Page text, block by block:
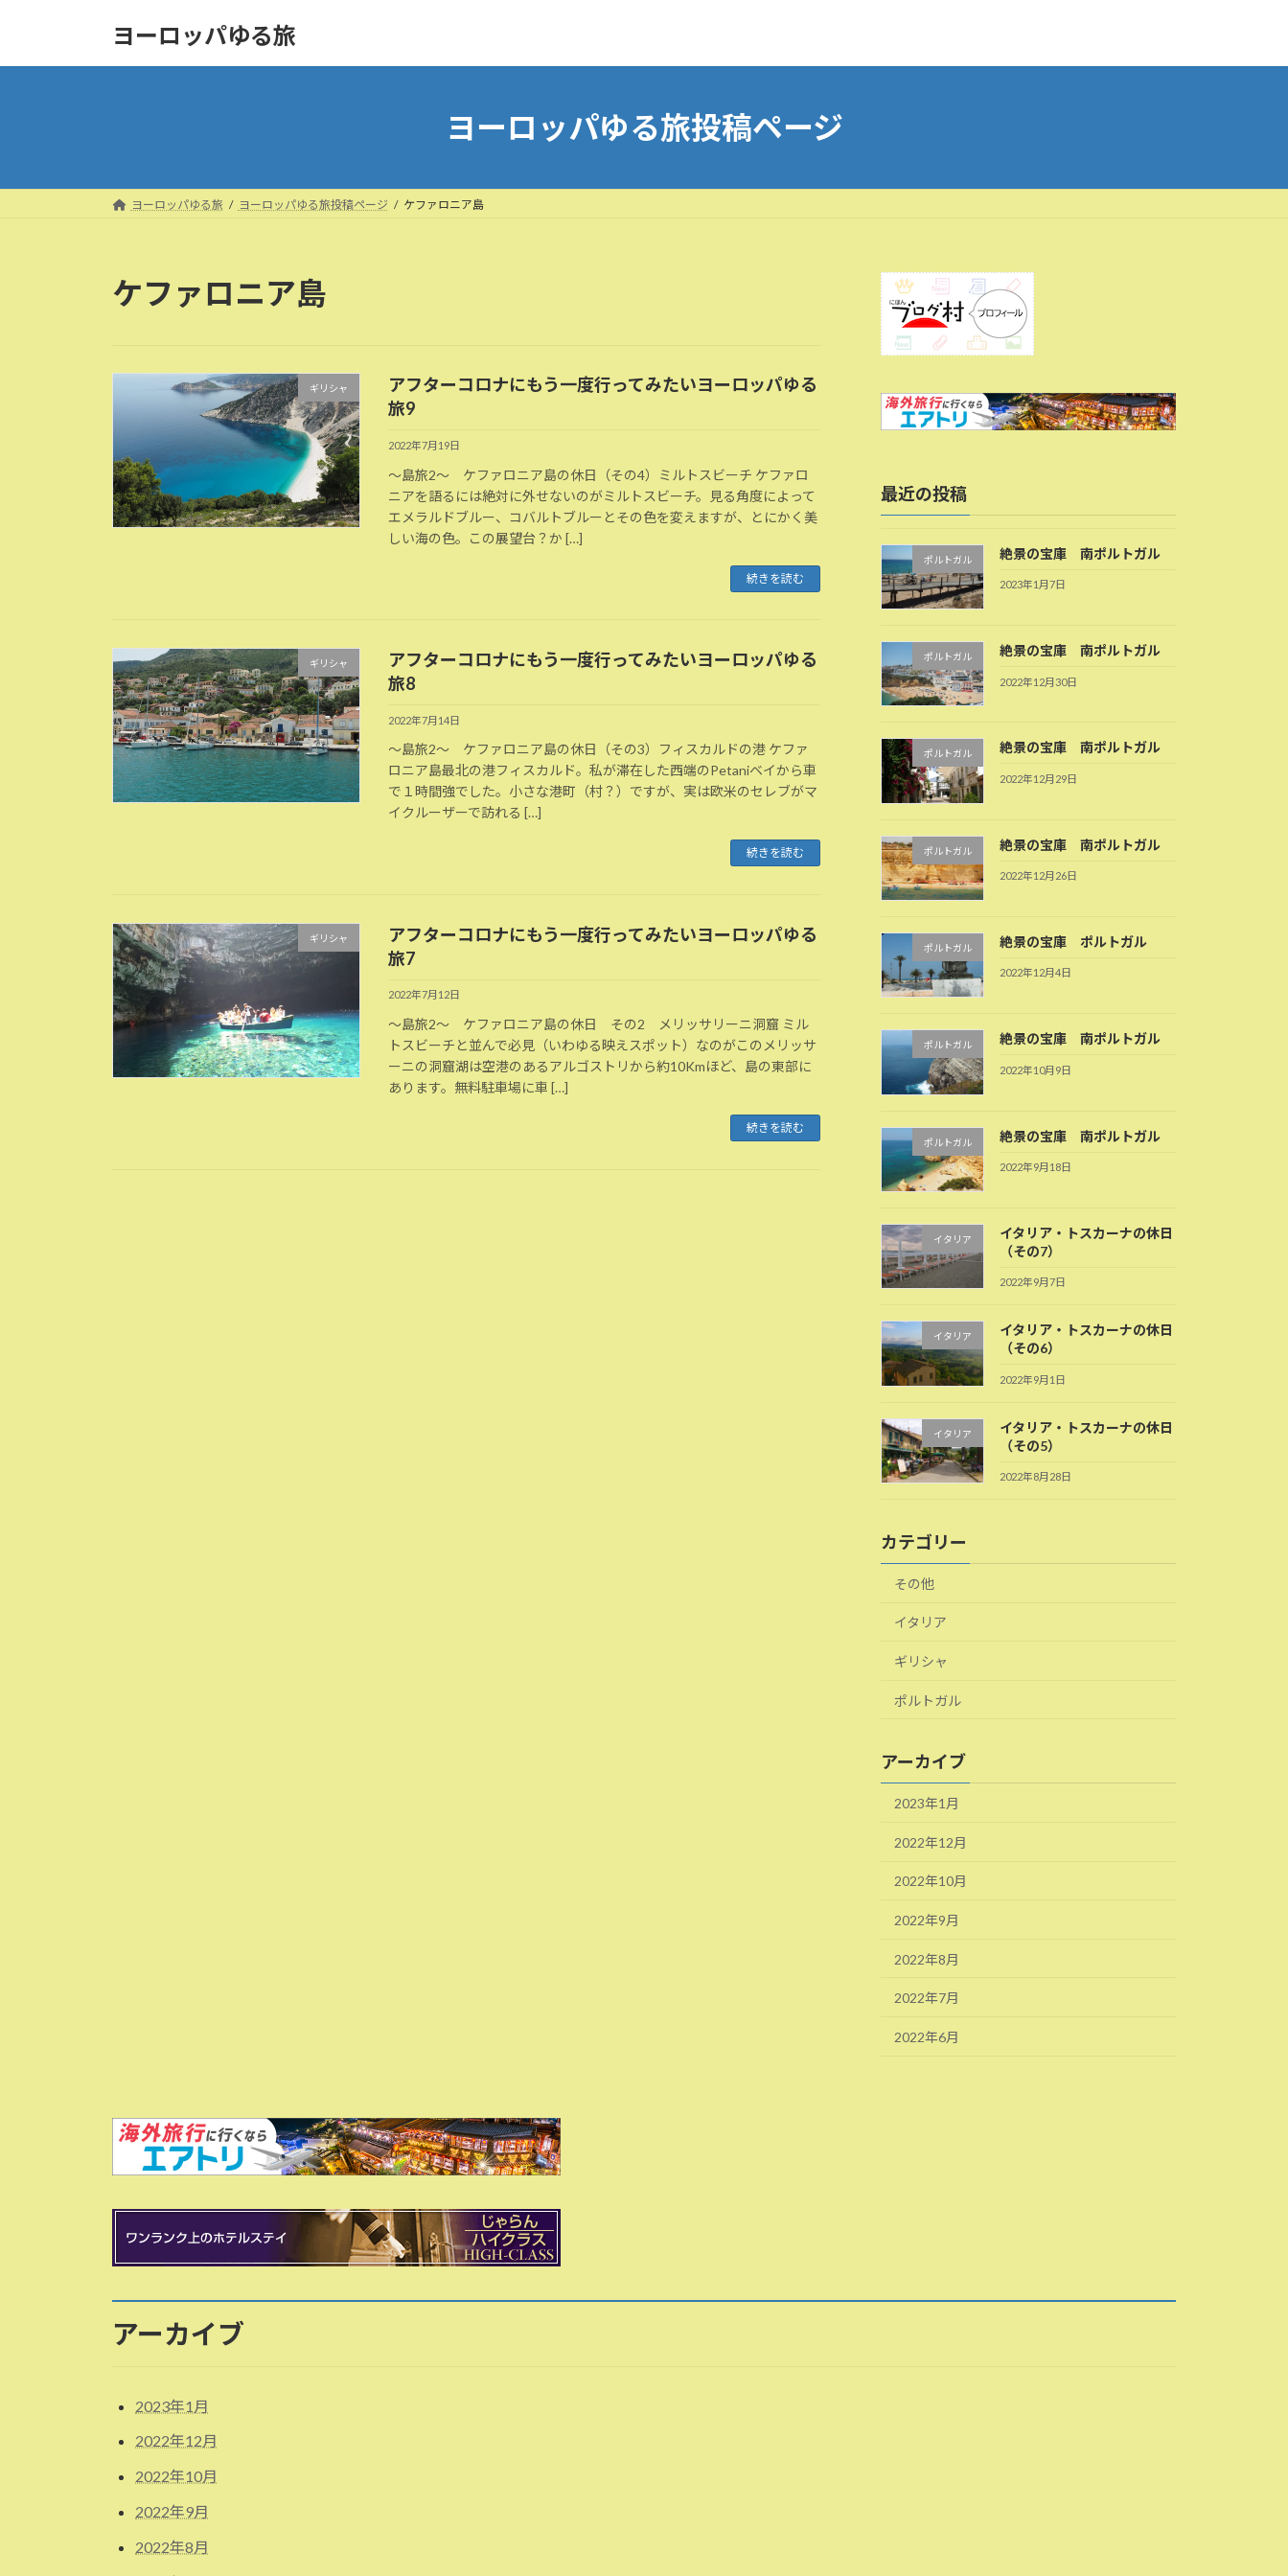
ッ
移
ヨーロッパゆる旅
ヨーロッパゆる旅投稿ページ
ヨーロッパゆる旅 ヨーロッパゆる旅投稿ページ ケファロニア島
ケファロニア島
ギリシャ
アフターコロナにもう一度行ってみたいヨーロッパゆる
旅9
2022年7月19日
～島旅2～ ケファロニア島の休日（その4）ミルトスビーチ ケファロ
ニアを語るには絶対に外せないのがミルトスビーチ。見る角度によって
エメラルドブルー、コバルトブルーとその色を変えますが、とにかく美
しい海の色。この展望台？か […]
続きを読む
ギリシャ
アフターコロナにもう一度行ってみたいヨーロッパゆる
旅8
2022年7月14日
～島旅2～ ケファロニア島の休日（その3）フィスカルドの港 ケファ
ロニア島最北の港フィスカルド。私が滞在した西端のPetaniベイから車
で１時間強でした。小さな港町（村？）ですが、実は欧米のセレブがマ
イクルーザーで訪れる […]
続きを読む
ギリシャ
アフターコロナにもう一度行ってみたいヨーロッパゆる
旅7
2022年7月12日
～島旅2～ ケファロニア島の休日 その2 メリッサリーニ洞窟 ミル
トスビーチと並んで必見（いわゆる映えスポット）なのがこのメリッサ
ーニの洞窟湖は空港のあるアルゴストリから約10Kmほど、島の東部に
あります。無料駐車場に車 […]
続きを読む
最近の投稿
ポルトガル 絶景の宝庫 南ポルトガル
2023年1月7日
ポルトガル 絶景の宝庫 南ポルトガル
2022年12月30日
ポルトガル 絶景の宝庫 南ポルトガル
2022年12月29日
ポルトガル 絶景の宝庫 南ポルトガル
2022年12月26日
ポルトガル 絶景の宝庫 ポルトガル
2022年12月4日
ポルトガル 絶景の宝庫 南ポルトガル
2022年10月9日
ポルトガル 絶景の宝庫 南ポルトガル
2022年9月18日
イタリア
イタリア・トスカーナの休日
（その7）
2022年9月7日
イタリア
イタリア・トスカーナの休日
（その6）
2022年9月1日
イタリア
イタリア・トスカーナの休日
（その5）
2022年8月28日
カテゴリー
その他
イタリア
ギリシャ
ポルトガル
アーカイブ
2023年1月
2022年12月
2022年10月
2022年9月
2022年8月
2022年7月
2022年6月
アーカイブ
2023年1月
2022年12月
2022年10月
2022年9月
2022年8月